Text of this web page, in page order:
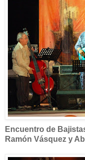
Encuentro de
Ramón Vásquez y